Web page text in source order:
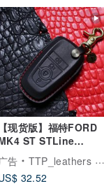
【现货版】福特FORD
ST STLine
Focus 汽车钥匙包钥匙
套
广告
TTP_leathers 波赛顿手工皮件
32.52